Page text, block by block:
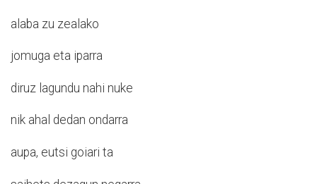
alaba zu zealako
jomuga eta iparra
diruz lagundu nahi nuke
nik ahal dedan ondarra
aupa, eutsi goiari ta